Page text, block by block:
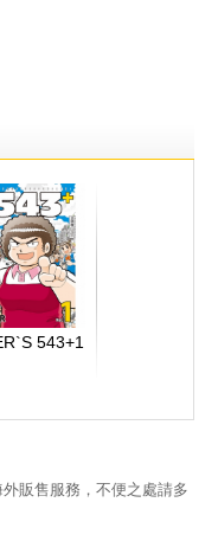
543+1
販售服務，不便之處請多